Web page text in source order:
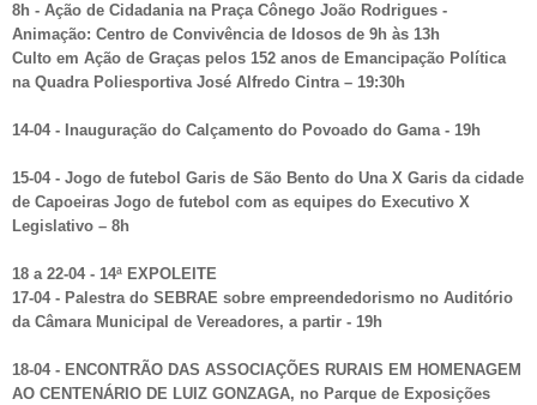
8h - Ação de Cidadania na Praça Cônego João Rodrigues -
Animação: Centro de Convivência de Idosos de 9h às 13h
Culto em Ação de Graças pelos 152 anos de Emancipação Política
na Quadra Poliesportiva José Alfredo Cintra – 19:30h
14-04 - Inauguração do Calçamento do Povoado do Gama - 19h
15-04 - Jogo de futebol Garis de São Bento do Una X Garis da cidade
de Capoeiras Jogo de futebol com as equipes do Executivo X
Legislativo – 8h
18 a 22-04 - 14ª EXPOLEITE
17-04 - Palestra do SEBRAE sobre empreendedorismo no Auditório
da Câmara Municipal de Vereadores, a partir - 19h
18-04 - ENCONTRÃO DAS ASSOCIAÇÕES RURAIS EM HOMENAGEM
AO CENTENÁRIO DE LUIZ GONZAGA, no Parque de Exposições